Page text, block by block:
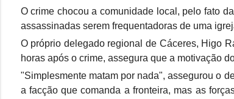
O crime chocou a comunidade local, pelo fato
assassinadas serem frequentadoras de uma
O próprio delegado regional de Cáceres, Higo
horas após o crime, assegura que a motivação
"Simplesmente matam por nada", assegurou o
a facção que comanda a fronteira, mas as